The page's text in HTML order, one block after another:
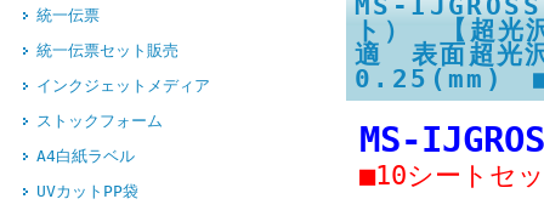
統一伝票
統一伝票セット販売
インクジェットメディア
ストックフォーム
A4白紙ラベル
UVカットPP袋
MS-
ト） 【超光
適 表面超光
0.25(mm) ■
MS-
■10シートセ